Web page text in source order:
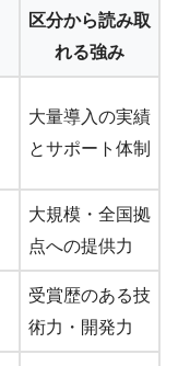
区分から読み取
れる強み
大量導入の実績
とサポート体制
大規模・全国拠
点への提供力
受賞歴のある技
術力・開発力